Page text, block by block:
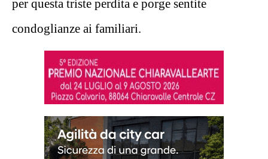
per questa triste perdita e porge sentite
condoglianze ai familiari.